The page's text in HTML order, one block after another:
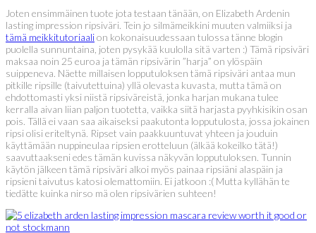
Joten ensimmäinen tuote jota testaan tänään, on Elizabeth Ardenin
lasting impression ripsiväri. Tein jo silmämeikkini muuten valmiiksi ja
tämä meikkitutoriaalion kokonaisuudessaan tulossa tänne blogin
puolella sunnuntaina, joten pysykää kuulolla sitä varten :) Tämä ripsiväri
maksaa noin 25 euroa ja tämän ripsivärin ”harja” on ylöspäin
suippeneva. Näette millaisen lopputuloksen tämä ripsiväri antaa mun
pitkille ripsille (taivutettuina) yllä olevasta kuvasta, mutta tämä on
ehdottomasti yksi niistä ripsiväreistä, jonka harjan mukana tulee
kerralla aivan liian paljon tuotetta, vaikka siitä harjasta pyyhkisikin osan
pois. Tällä ei vaan saa aikaiseksi paakutonta lopputulosta, jossa jokainen
ripsi olisi eriteltynä. Ripset vain paakkuuntuvat yhteen ja jouduin
käyttämään nuppineulaa ripsien erotteluun (älkää kokeilko tätä!)
saavuttaakseni edes tämän kuvissa näkyvän lopputuloksen. Tunnin
käytön jälkeen tämä ripsiväri alkoi myös painaa ripsiäni alaspäin ja
ripsieni taivutus katosi olemattomiin. Ei jatkoon :( Mutta kyllähän te
tiedätte kuinka nirso mä olen ripsivärien suhteen!